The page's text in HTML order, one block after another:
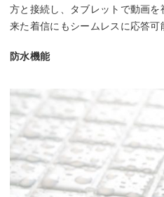
方と接続し、タブレットで動画
来た着信にもシームレスに応答可
防水機能